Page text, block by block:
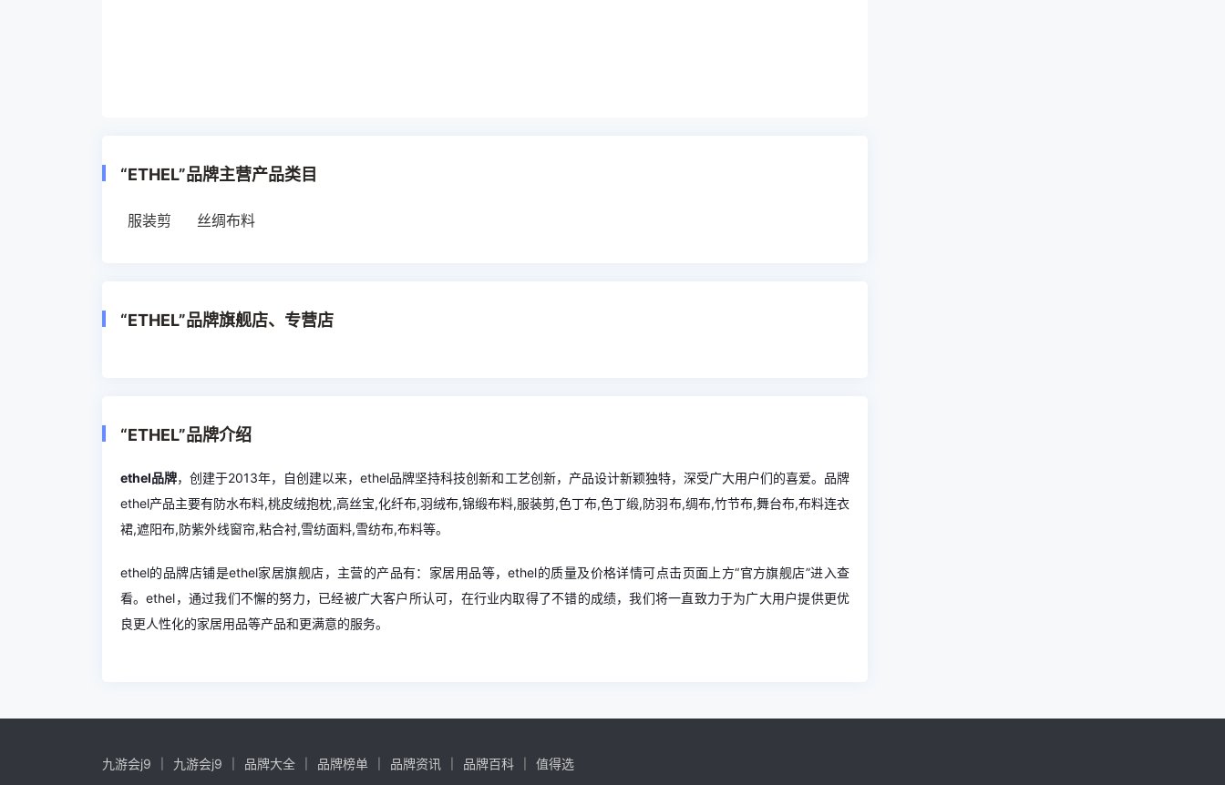
“ETHEL”品牌主营产品类目
服装剪 丝绸布料
“ETHEL”品牌旗舰店、专营店
“ETHEL”品牌介绍
ethel品牌，创建于2013年，自创建以来，ethel品牌坚持科技创新和工艺创新，产品设计新颖独特，深受广大用户们的喜爱。品牌
ethel产品主要有防水布料,桃皮绒抱枕,高丝宝,化纤布,羽绒布,锦缎布料,服装剪,色丁布,色丁缎,防羽布,绸布,竹节布,舞台布,布料连衣
裙,遮阳布,防紫外线窗帘,粘合衬,雪纺面料,雪纺布,布料等。
ethel的品牌店铺是ethel家居旗舰店，主营的产品有：家居用品等，ethel的质量及价格详情可点击页面上方“官方旗舰店”进入查
看。ethel，通过我们不懈的努力，已经被广大客户所认可，在行业内取得了不错的成绩，我们将一直致力于为广大用户提供更优
良更人性化的家居用品等产品和更满意的服务。
九游会j9 九游会j9 品牌大全 品牌榜单 品牌资讯 品牌百科 值得选